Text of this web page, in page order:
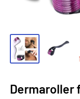
Dermaroller